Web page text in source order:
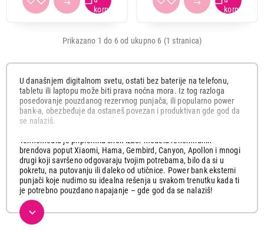
Prikazano 1 do 6 od ukupno 6 (1 stranica)
U današnjem digitalnom svetu, ostati bez baterije na telefonu,
tabletu ili laptopu može biti prava noćna mora. Iz tog razloga
posedovanje pouzdanog rezervnog punjača, ili popularno power
bank-a, obezbeđuje da ostaneš povezan i produktivan gde god da
se nalaziš.
Tehnomedia je pripremila širok izbor modela renomiranih
brendova poput Xiaomi, Hama, Gembird, Canyon, Apollon i mnogi
drugi koji savršeno odgovaraju tvojim potrebama, bilo da si u
pokretu, na putovanju ili daleko od utičnice. Power bank eksterni
punjači koje nudimo su idealna rešenja u svakom trenutku kada ti
je potrebno pouzdano napajanje – gde god da se nalaziš!
Šta je power bank i zašto ga je
APPLE Watch Magnetic Fast Charger to
USB-C Cable (1 m) mt0h3zm/a
Proizvod je dodat u korpu.
Ukupno u korpi:0,00